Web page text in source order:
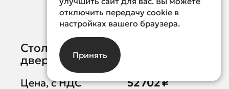
Стол-тумба с распашными
дверьми СТТЧ-Р-13/7
Цена, с НДС 52 702 ₽
отключить передачу cookie в
настройках вашего браузера.
Принять